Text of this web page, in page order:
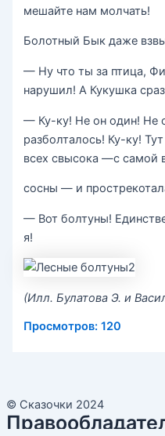
мешайте нам молчать!
Болотный Бык даже
— Ну что ты за птица,
нарушил! А Кукушка
— Ку-ку! Не он один! Не
разболталось! Ку-ку!
всех свысока —с самой
сосны — и
— Вот болтуны!
я!
(Илл. Булатова Э. и
Просмотров: 120
© Сказочки 2024